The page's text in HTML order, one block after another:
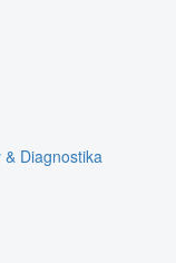
Diagnostika